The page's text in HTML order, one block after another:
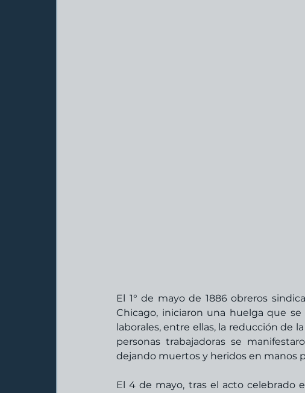
El 1° de mayo de 1886 obreros
Chicago, iniciaron una huelga que
laborales, entre ellas, la reducción de
personas trabajadoras se
dejando muertos y heridos en manos
El 4 de mayo, tras el acto celebrado